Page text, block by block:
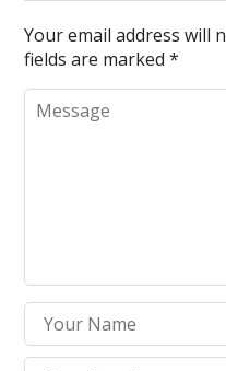
Your email address will
fields are marked*